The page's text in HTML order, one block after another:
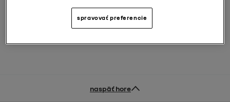
vaša krajina nie je v zozname?
vozidlo môžete stále vyhľadať pomocou VIN alebo
naspäť hore
spravovať preferencie